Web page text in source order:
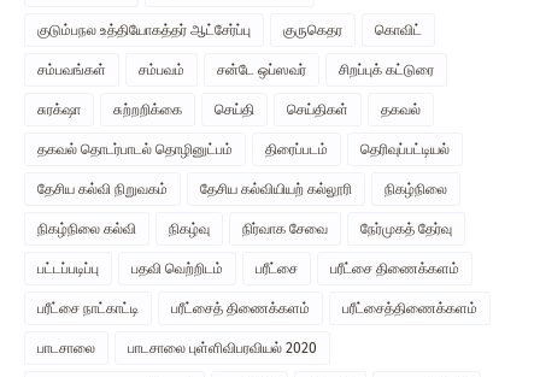
குடும்பநல உத்தியோகத்தர் ஆட்சேர்ப்பு குருகெதர கொவிட்
சம்பவங்கள் சம்பவம் சன்டே ஒப்ஸவர் சிறப்புக் கட்டுரை
சுரக்‌ஷா சுற்றறிக்கை செய்தி செய்திகள் தகவல்
தகவல் தொடர்பாடல் தொழினுட்பம் திரைப்படம் தெரிவுப்பட்டியல்
தேசிய கல்வி நிறுவகம் தேசிய கல்வியியற் கல்லூரி நிகழ்நிலை
நிகழ்நிலை கல்வி நிகழ்வு நிர்வாக சேவை நேர்முகத் தேர்வு
பட்டப்படிப்பு பதவி வெற்றிடம் பரீட்சை பரீட்சை திணைக்களம்
பரீட்சை நாட்காட்டி பரீட்சைத் திணைக்களம் பரீட்சைத்திணைக்களம்
பாடசாலை பாடசாலை புள்ளிவிபரவியல் 2020